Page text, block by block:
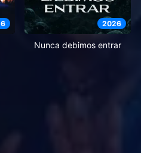
2026
Nunca debimos entrar